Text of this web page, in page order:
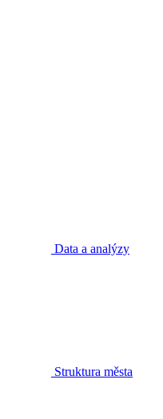
Data a analýzy
Struktura města